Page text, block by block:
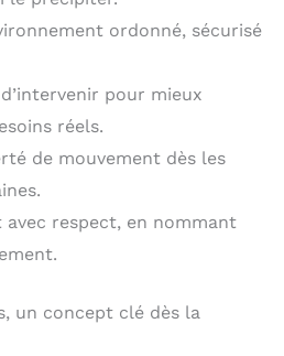
ordonné, sécurisé
pour mieux
réels.
de mouvement dès les
avec respect, en nommant
un concept clé dès la